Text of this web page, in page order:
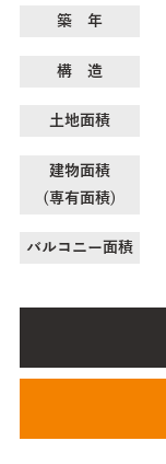
築 年
構 造
土地面積
建物面積
(専有面積)
バルコニー面積